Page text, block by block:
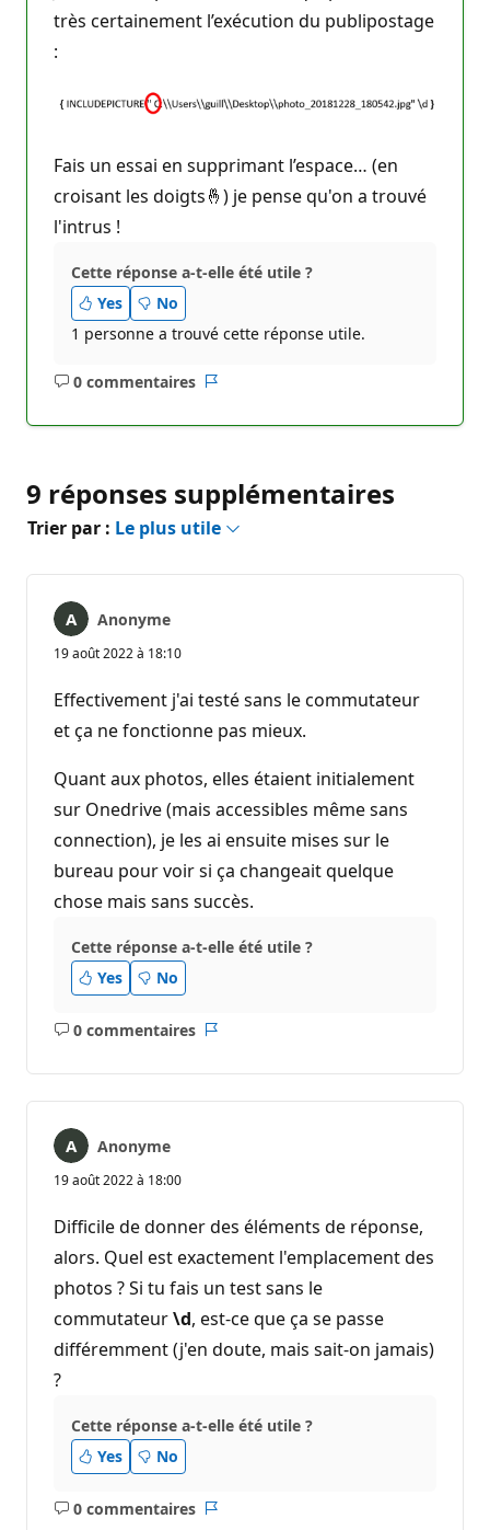
très certainement l’exécution du publipostage
:
Fais un essai en supprimant l’espace… (en
croisant les doigts🤞) je pense qu'on a trouvé
l'intrus !
Cette réponse a-t-elle été utile ?
Yes
No
1 personne a trouvé cette réponse utile.
0 commentaires
Aucun
9 réponses supplémentaires
Trier par : Le plus utile
Anonyme
19 août 2022 à 18:10
Effectivement j'ai testé sans le commutateur
et ça ne fonctionne pas mieux.
Quant aux photos, elles étaient initialement
sur Onedrive (mais accessibles même sans
connection), je les ai ensuite mises sur le
bureau pour voir si ça changeait quelque
chose mais sans succès.
Cette réponse a-t-elle été utile ?
Yes
No
0 commentaires
Aucun
Anonyme
19 août 2022 à 18:00
Difficile de donner des éléments de réponse,
alors. Quel est exactement l'emplacement des
photos ? Si tu fais un test sans le
commutateur\d, est-ce que ça se passe
différemment (j'en doute, mais sait-on jamais)
?
Cette réponse a-t-elle été utile ?
Yes
No
0 commentaires
Aucun